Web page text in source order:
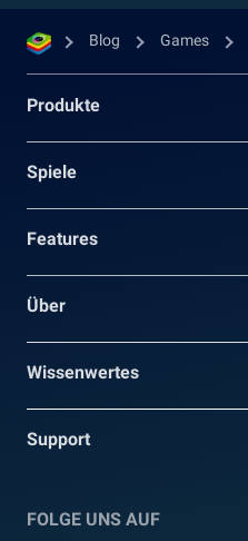
Blog Games
Produkte
Spiele
Features
Über
Wissenwertes
Support
FOLGE UNS AUF